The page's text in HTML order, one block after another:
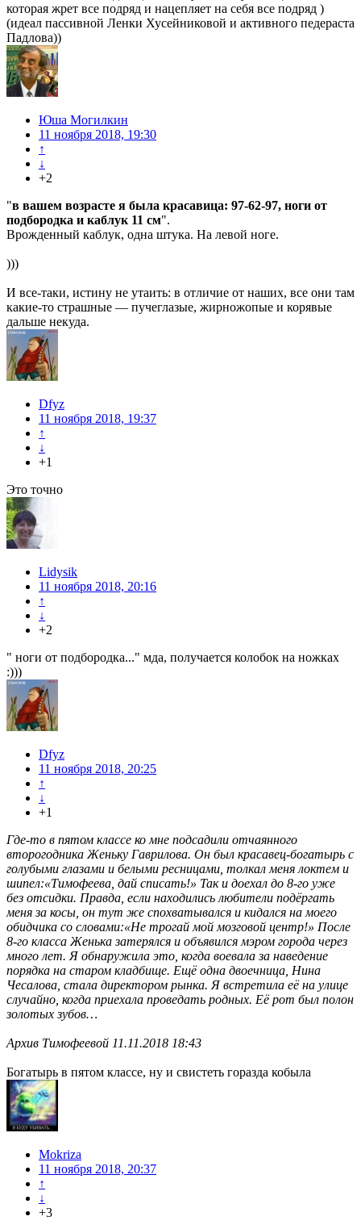
которая жрет все подряд и нацепляет на себя все подряд )
(идеал пассивной Ленки Хусейниковой и активного педераста
Падлова))
Юша Могилкин
11 ноября 2018, 19:30
↑
↓
+2
"в вашем возрасте я была красавица: 97-62-97, ноги от
подбородка и каблук 11 см".
Врожденный каблук, одна штука. На левой ноге.
)))
И все-таки, истину не утаить: в отличие от наших, все они там
какие-то страшные — пучеглазые, жирножопые и корявые
дальше некуда.
Dfyz
11 ноября 2018, 19:37
↑
↓
+1
Это точно
Lidysik
11 ноября 2018, 20:16
↑
↓
+2
" ноги от подбородка..." мда, получается колобок на ножках
:)))
Dfyz
11 ноября 2018, 20:25
↑
↓
+1
Где-то в пятом классе ко мне подсадили отчаянного
второгодника Женьку Гаврилова. Он был красавец-богатырь с
голубыми глазами и белыми ресницами, толкал меня локтем и
шипел:«Тимофеева, дай списать!» Так и доехал до 8-го уже
без отсидки. Правда, если находились любители подёргать
меня за косы, он тут же спохватывался и кидался на моего
обидчика со словами:«Не трогай мой мозговой центр!» После
8-го класса Женька затерялся и объявился мэром города через
много лет. Я обнаружила это, когда воевала за наведение
порядка на старом кладбище. Ещё одна двоечница, Нина
Чесалова, стала директором рынка. Я встретила её на улице
случайно, когда приехала проведать родных. Её рот был полон
золотых зубов…
Архив Тимофеевой 11.11.2018 18:43
Богатырь в пятом классе, ну и свистеть горазда кобыла
Mokriza
11 ноября 2018, 20:37
↑
↓
+3